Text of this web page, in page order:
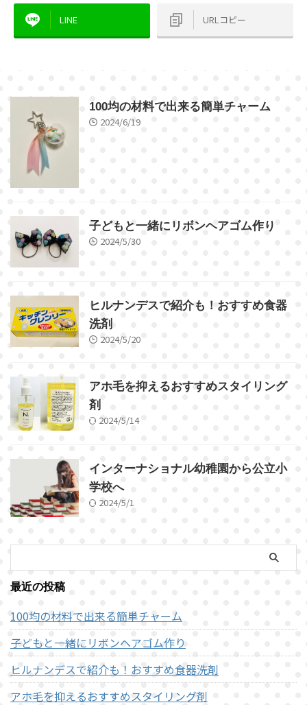
LINE URLコピー
100均の材料で出来る簡単チャーム
2024/6/19
子どもと一緒にリボンヘアゴム作り
2024/5/30
ヒルナンデスで紹介も！おすすめ食器
洗剤
2024/5/20
アホ毛を抑えるおすすめスタイリング
剤
2024/5/14
インターナショナル幼稚園から公立小
学校へ
2024/5/1
最近の投稿
100均の材料で出来る簡単チャーム
子どもと一緒にリボンヘアゴム作り
ヒルナンデスで紹介も！おすすめ食器洗剤
アホ毛を抑えるおすすめスタイリング剤